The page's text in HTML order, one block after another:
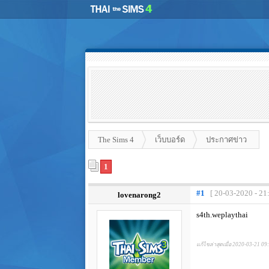
The Sims 4 เว็บบอร์ด ประกาศข่าว
1
lovenarong2 #1 [ 20-03-2020 -
s4th.weplaythai
แก้ไขล่าสุดเมื่อ 2020-03-21